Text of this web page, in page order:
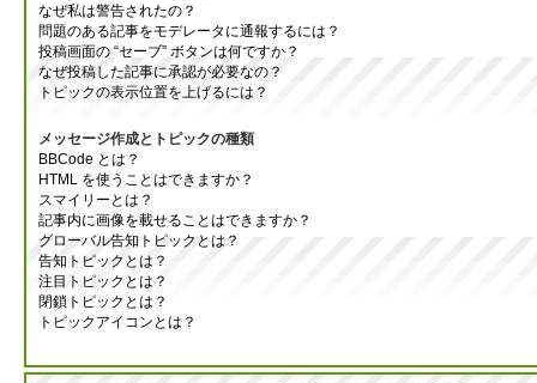
なぜ私は警告されたの？
問題のある記事をモデレータに通報するには？
投稿画面の “セーブ” ボタンは何ですか？
なぜ投稿した記事に承認が必要なの？
トピックの表示位置を上げるには？
メッセージ作成とトピックの種類
BBCode とは？
HTML を使うことはできますか？
スマイリーとは？
記事内に画像を載せることはできますか？
グローバル告知トピックとは？
告知トピックとは？
注目トピックとは？
閉鎖トピックとは？
トピックアイコンとは？